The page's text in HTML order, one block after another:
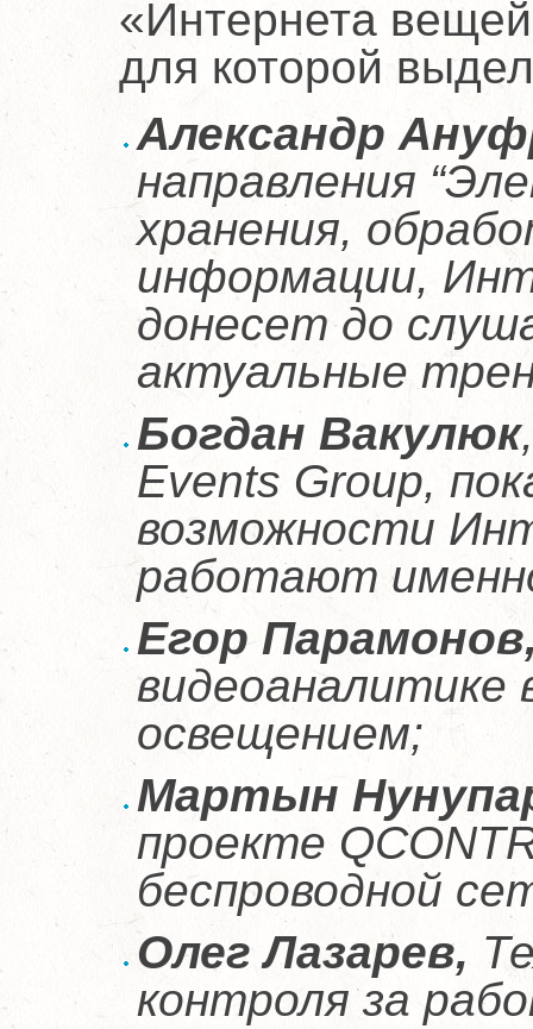
«Интернета
для которой
Александр
направления
хранения,
информации,
донесет до
актуальные
Богдан Вакулюк
Events Group,
возможности
работают
Егор
видеоаналитике
освещением;
Мартын
проекте
беспроводной
Олег Лазарев,
контроля за